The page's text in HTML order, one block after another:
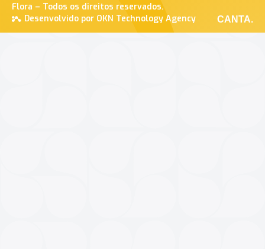
Flora – Todos os direitos reservados.
Desenvolvido por OKN Technology Agency
CANTA.